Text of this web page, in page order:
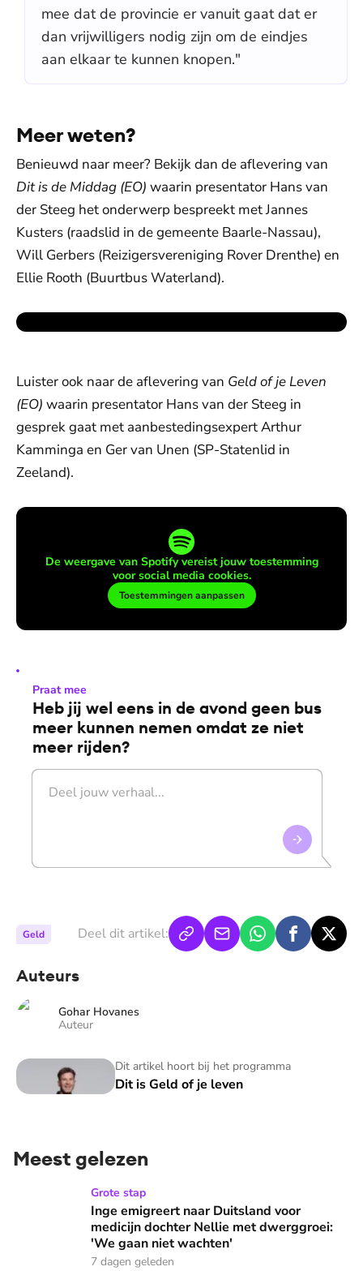
mee dat de provincie er vanuit gaat dat er
dan vrijwilligers nodig zijn om de eindjes
aan elkaar te kunnen knopen."
Meer weten?
Benieuwd naar meer? Bekijk dan de aflevering van
Dit is de Middag (EO) waarin presentator Hans van
der Steeg het onderwerp bespreekt met Jannes
Kusters (raadslid in de gemeente Baarle-Nassau),
Will Gerbers (Reizigersvereniging Rover Drenthe) en
Ellie Rooth (Buurtbus Waterland).
Luister ook naar de aflevering van Geld of je Leven
(EO) waarin presentator Hans van der Steeg in
gesprek gaat met aanbestedingsexpert Arthur
Kamminga en Ger van Unen (SP-Statenlid in
Zeeland).
De weergave van Spotify vereist jouw toestemming
voor social media cookies.
Toestemmingen aanpassen
Praat mee
Heb jij wel eens in de avond geen bus
meer kunnen nemen omdat ze niet
meer rijden?
Geld Deel dit artikel:
Auteurs
Gohar Hovanes
Auteur
Dit artikel hoort bij het programma
Dit is Geld of je leven
Dit is Geld of je leven
Meest gelezen
Inge emigreert naar Duitsland voor medicijn dochter
Grote stap
Inge emigreert naar Duitsland voor
medicijn dochter Nellie met dwerggroei:
'We gaan niet wachten'
7 dagen geleden